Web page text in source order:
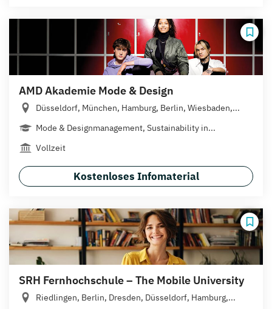
AMD Akademie Mode & Design
Düsseldorf, München, Hamburg, Berlin, Wiesbaden,...
Mode & Designmanagement, Sustainability in...
Vollzeit
Kostenloses Infomaterial
SRH Fernhochschule – The Mobile University
Riedlingen, Berlin, Dresden, Düsseldorf, Hamburg,...